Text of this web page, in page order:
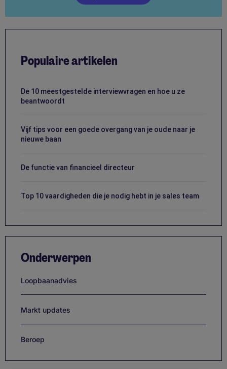
Populaire artikelen
De 10 meestgestelde interviewvragen en hoe u ze
beantwoordt
Vijf tips voor een goede overgang van je oude naar je
nieuwe baan
De functie van financieel directeur
Top 10 vaardigheden die je nodig hebt in je sales team
Onderwerpen
Loopbaanadvies
Markt updates
Beroep